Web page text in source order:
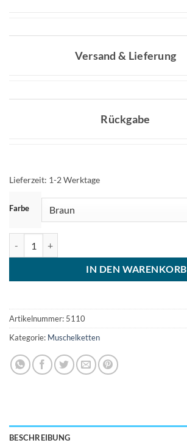
Versand & Lieferung
Rückgabe
Lieferzeit: 1-2 Werktage
Farbe
IN DEN WARENKORB
Artikelnummer: 5110
Kategorie: Muschelketten
BESCHREIBUNG